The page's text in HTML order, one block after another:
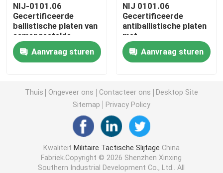
Militaire Ballistische Platen
Kogelvrij Materiaal
Tactisch Openluchttoestel
Gevechts Tactische Laarzen
Gevechts Tactisch Vest
NIJ-0101.06
Gecertificeerde
ballistische platen van
samengestelde
materialen voor een
hogere bescherming
tegen geweervuur
Aanvraag sturen
NIJ 0101.06
Gecertificeerde
antiballistische platen
met
composietcoating
Aanvraag sturen
Thuis Ongeveer ons Contacteer ons
Desktop Site
Sitemap
Privacy Policy
Kwaliteit Militaire Tactische Slijtage China
Fabriek.Copyright © 2026 Shenzhen Xinxing
Southern Industrial Development Co., Ltd.. All